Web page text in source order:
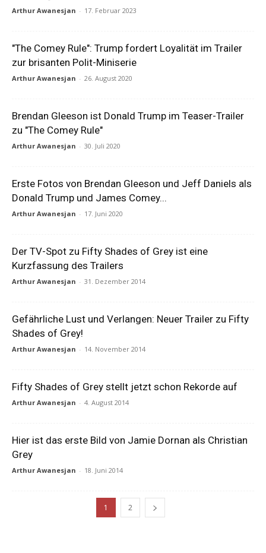
Arthur Awanesjan - 17. Februar 2023
"The Comey Rule": Trump fordert Loyalität im Trailer
zur brisanten Polit-Miniserie
Arthur Awanesjan - 26. August 2020
Brendan Gleeson ist Donald Trump im Teaser-Trailer
zu "The Comey Rule"
Arthur Awanesjan - 30. Juli 2020
Erste Fotos von Brendan Gleeson und Jeff Daniels als
Donald Trump und James Comey...
Arthur Awanesjan - 17. Juni 2020
Der TV-Spot zu Fifty Shades of Grey ist eine
Kurzfassung des Trailers
Arthur Awanesjan - 31. Dezember 2014
Gefährliche Lust und Verlangen: Neuer Trailer zu Fifty
Shades of Grey!
Arthur Awanesjan - 14. November 2014
Fifty Shades of Grey stellt jetzt schon Rekorde auf
Arthur Awanesjan - 4. August 2014
Hier ist das erste Bild von Jamie Dornan als Christian
Grey
Arthur Awanesjan - 18. Juni 2014
1 2